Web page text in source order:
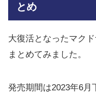
とめ
大復活となったマク
まとめてみました。
発売期間は2023年6月